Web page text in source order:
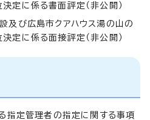
定に係る書面評定（非公開）
び広島市クアハウス湯の山の
定に係る面接評定（非公開）
指定管理者の指定に関する事項